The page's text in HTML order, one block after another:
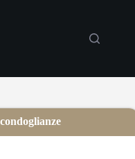
Casa funeraria